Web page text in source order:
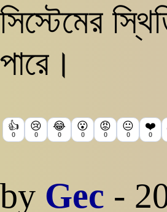
সিস্টেমের
পারে।
👍
0
😢
0
😂
0
😮
0
😡
0
😐
0
❤️
0
by Gec -